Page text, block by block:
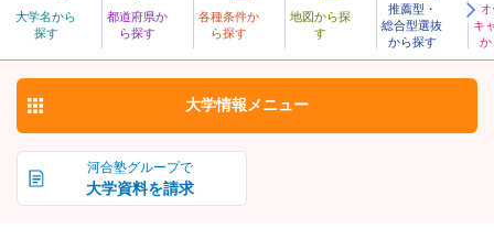
大学名から
探す
都道府県か
ら探す
各種条件か
ら探す
地図から探
す
推薦型・
総合型選抜
から探す
キ
か
私立
すぎやまじょがくえん
椙山女学園大学 お気に入り
河合塾グループで
大学資料を請求
大学情報 メニュー